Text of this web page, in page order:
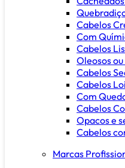
Cabelos
Com
Cabelos
Oleosos
Cabelos
Cabelos
Com
Cabelos
Opacos e
Cabelos
Marcas